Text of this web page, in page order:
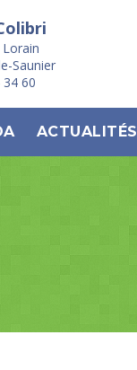
Saunier
34 60
ACTUALITÉS